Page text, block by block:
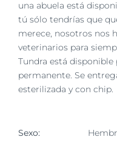
una abuela está
tú sólo tendrías que
merece, nosotros nos
veterinarios para
Tundra está
permanente. Se
esterilizada y con chip.
Sexo: